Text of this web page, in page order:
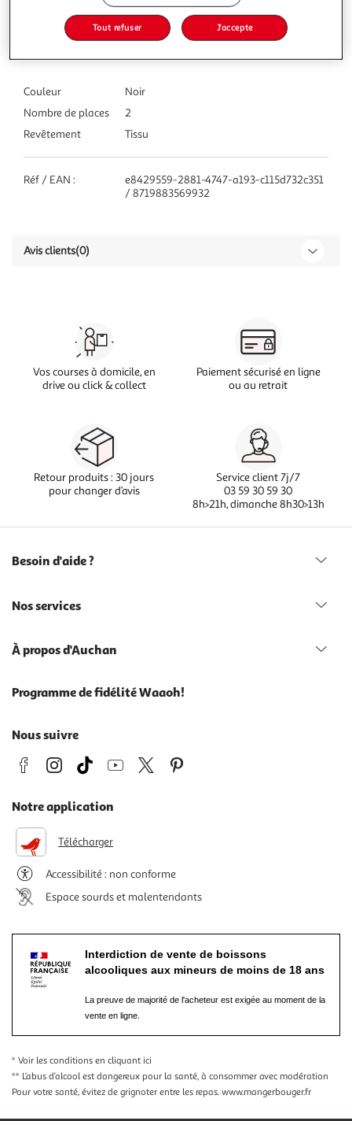
Caractéristiques
Couleur
Noir
Nombre de places
2
Revêtement
Tissu
Réf / EAN :
e8429559-2881-4747-a193-c115d732c351
/ 8719883569932
Avis clients(0)
Vos courses à domicile, en
drive ou click & collect
Paiement sécurisé en ligne
ou au retrait
Retour produits : 30 jours
pour changer d’avis
Service client 7j/7
03 59 30 59 30
8h>21h, dimanche 8h30>13h
Besoin d'aide ?
Nos services
À propos d'Auchan
Programme de fidélité Waaoh!
Nous suivre
Notre application
Télécharger
Accessibilité : non conforme
Espace sourds et malentendants
Interdiction de vente de boissons
alcooliques aux mineurs de moins de 18 ans
La preuve de majorité de l'acheteur est exigée au moment de la
vente en ligne.
* Voir les conditions en cliquant ici
** L’abus d’alcool est dangereux pour la santé, à consommer avec modération
Pour votre santé, évitez de grignoter entre les repas. www.mangerbouger.fr
Tout refuser J'accepte